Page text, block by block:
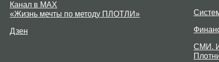
Канал в MAX
«Жизнь мечты по методу ПЛОТЛИ»
Дзен
СМИ.